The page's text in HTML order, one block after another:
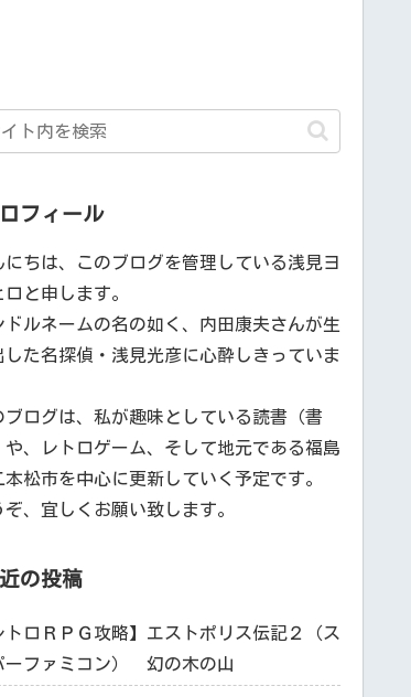
フィール
にちは、このブログを管理している浅見ヨ
ロと申します。
ドルネームの名の如く、内田康夫さんが生
した名探偵・浅見光彦に心酔しきっていま
ブログは、私が趣味としている読書（書
や、レトロゲーム、そして地元である福島
本松市を中心に更新していく予定です。
ぞ、宜しくお願い致します。
の投稿
トロＲＰＧ攻略】エストポリス伝記２（ス
ーファミコン） 幻の木の山